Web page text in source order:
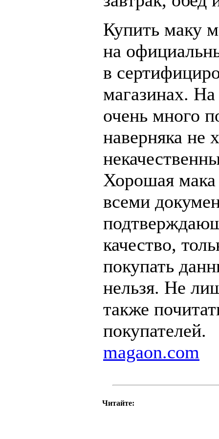
Купить маку
на
в
магазинах.
очень много
наверняка не
Хорошая мака
всеми
качество,
покупать
нельзя. Не
также
покупателей.
magaon.com
Читайте: